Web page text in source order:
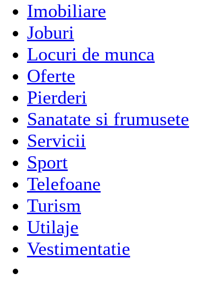
Imobiliare
Joburi
Locuri de munca
Oferte
Pierderi
Sanatate si frumusete
Servicii
Sport
Telefoane
Turism
Utilaje
Vestimentatie